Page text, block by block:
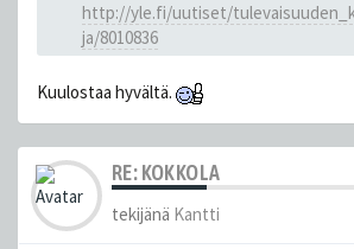
http://yle.fi/uutiset/
ja/8010836
Kuulostaa hyvältä.
RE: KOKKOLA
tekijänä Kantti